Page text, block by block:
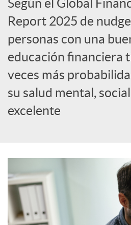
s
Según el Global
Report 2025 de
personas con una
educación financiera
veces más
su salud mental,
excelente